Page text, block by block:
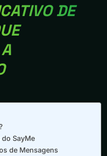
DE
SayMe
de Mensagens